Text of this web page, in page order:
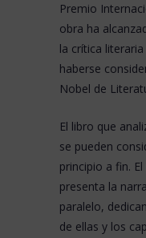
Premio
obra ha
la crítica
haberse
Nobel de
El libro que
se pueden
principio a fin.
presenta la
paralelo,
de ellas y los